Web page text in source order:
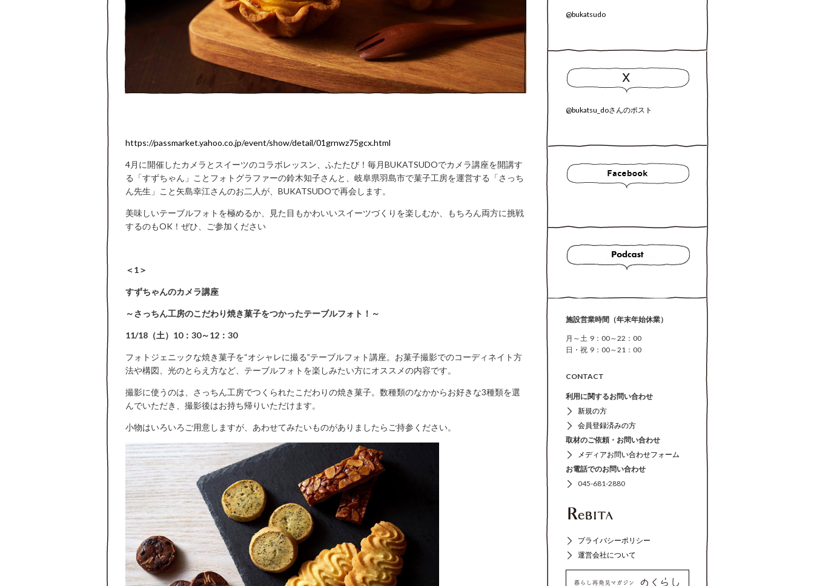
https://passmarket.yahoo.co.jp/event/show/detail/01grnwz75gcx.html
4月に開催したカメラとスイーツのコラボレッスン、ふたたび！毎月BUKATSUDOでカメラ講座を開講す
る「すずちゃん」ことフォトグラファーの鈴木知子さんと、岐阜県羽島市で菓子工房を運営する「さっち
ん先生」こと矢島幸江さんのお二人が、BUKATSUDOで再会します。
美味しいテーブルフォトを極めるか、見た目もかわいいスイーツづくりを楽しむか、もちろん両方に挑戦
するのもOK！ぜひ、ご参加ください
＜1＞
すずちゃんのカメラ講座
～さっちん工房のこだわり焼き菓子をつかったテーブルフォト！～
11/18（土）10：30～12：30
フォトジェニックな焼き菓子を“オシャレに撮る”テーブルフォト講座。お菓子撮影でのコーディネイト方
法や構図、光のとらえ方など、テーブルフォトを楽しみたい方にオススメの内容です。
撮影に使うのは、さっちん工房でつくられたこだわりの焼き菓子。数種類のなかからお好きな3種類を選
んでいただき、撮影後はお持ち帰りいただけます。
小物はいろいろご用意しますが、あわせてみたいものがありましたらご持参ください。
@bukatsudo
@bukatsu_doさんのポスト
施設営業時間（年末年始休業）
月～土 9：00～22：00
日・祝 9：00～21：00
CONTACT
利用に関するお問い合わせ
新規の方
会員登録済みの方
取材のご依頼・お問い合わせ
メディアお問い合わせフォーム
お電話でのお問い合わせ
045-681-2880
プライバシーポリシー
運営会社について